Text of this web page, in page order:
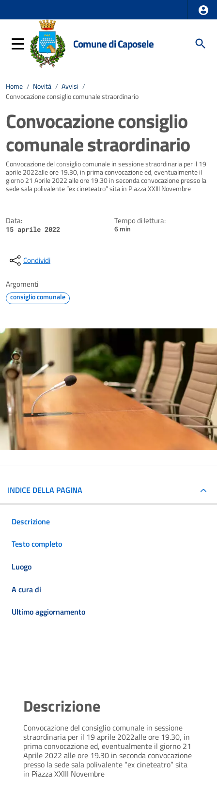
Comune di Caposele
Home / Novità / Avvisi /
Convocazione consiglio comunale straordinario
Convocazione consiglio
comunale straordinario
Dettagli della notizia
Convocazione del consiglio comunale in sessione straordinaria per il 19
aprile 2022alle ore 19.30, in prima convocazione ed, eventualmente il
giorno 21 Aprile 2022 alle ore 19.30 in seconda convocazione presso la
sede sala polivalente “ex cineteatro” sita in Piazza XXIII Novembre
Data:
15 aprile 2022
Tempo di lettura:
6 min
Condividi
Argomenti
consiglio comunale
INDICE DELLA PAGINA
Descrizione
Testo completo
Luogo
A cura di
Ultimo aggiornamento
Descrizione
Convocazione del consiglio comunale in sessione
straordinaria per il 19 aprile 2022alle ore 19.30, in
prima convocazione ed, eventualmente il giorno 21
Aprile 2022 alle ore 19.30 in seconda convocazione
presso la sede sala polivalente “ex cineteatro” sita
in Piazza XXIII Novembre